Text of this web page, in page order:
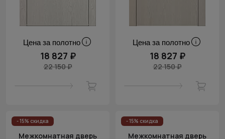
Цена за полотно
18 827 ₽
22 150 ₽
Цена за полотно
18 827 ₽
22 150 ₽
- 15% скидка
Межкомнатная дверь
- 15% скидка
Межкомнатная дверь